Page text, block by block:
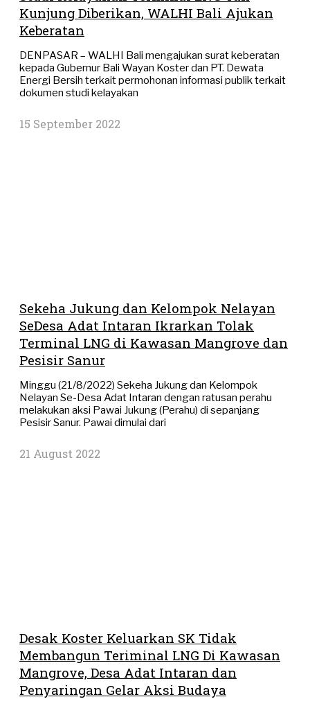
Kunjung Diberikan, WALHI Bali Ajukan
Keberatan
DENPASAR – WALHI Bali mengajukan surat keberatan
kepada Gubernur Bali Wayan Koster dan PT. Dewata
Energi Bersih terkait permohonan informasi publik terkait
dokumen studi kelayakan
15 September 2022
Sekeha Jukung dan Kelompok Nelayan
SeDesa Adat Intaran Ikrarkan Tolak
Terminal LNG di Kawasan Mangrove dan
Pesisir Sanur
Minggu (21/8/2022) Sekeha Jukung dan Kelompok
Nelayan Se-Desa Adat Intaran dengan ratusan perahu
melakukan aksi Pawai Jukung (Perahu) di sepanjang
Pesisir Sanur. Pawai dimulai dari
21 August 2022
Desak Koster Keluarkan SK Tidak
Membangun Teriminal LNG Di Kawasan
Mangrove, Desa Adat Intaran dan
Penyaringan Gelar Aksi Budaya